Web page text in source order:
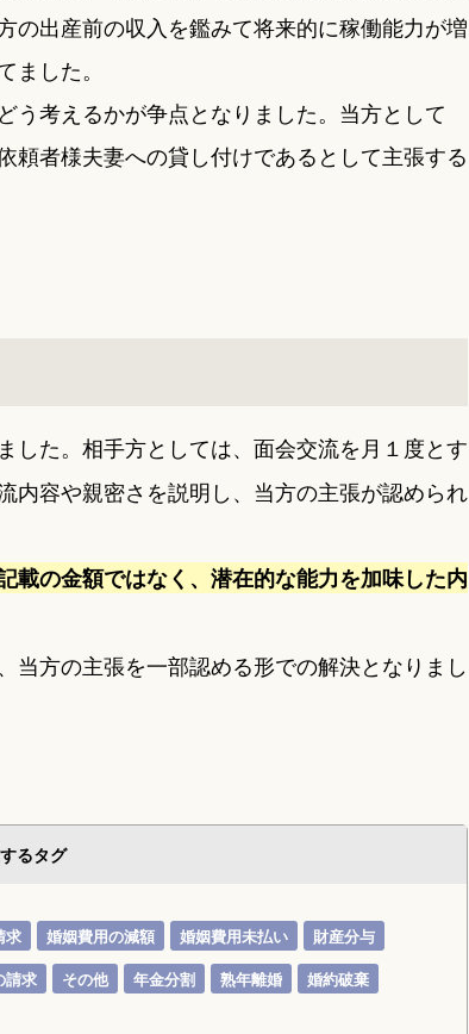
の出産前の収入を鑑みて将来的に稼働能力が増
した。
う考えるかが争点となりました。当方として
頼者様夫妻への貸し付けであるとして主張する
した。相手方としては、面会交流を月１度とす
内容や親密さを説明し、当方の主張が認められ
載の金額ではなく、潜在的な能力を加味した内
当方の主張を一部認める形での解決となりまし
るタグ
求 婚姻費用の減額 婚姻費用未払い
財産分与
請求 その他 年金分割 熟年離婚
婚約破棄